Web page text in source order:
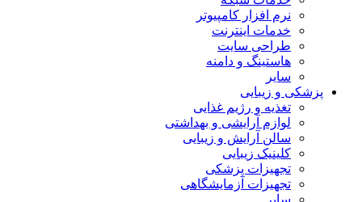
نرم افزار کامپیوتر
خدمات اینترنت
طراحی سایت
هاستینگ و دامنه
سایر
پزشکی و زیبایی
تغذیه و رژیم غذایی
لوازم آرایشی و بهداشتی
سالن آرایش و زیبایی
کلینیک زیبایی
تجهیزات پزشکی
تجهیزات آزمایشگاهی